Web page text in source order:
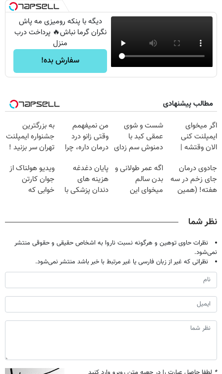
دیگه با پنکه رومیزی مه پاش
نگران گرما نباش🔥 پرداخت درب
منزل
سفارش بده!
مطالب پیشنهادی
اگر میخوای
ایمپلنت کنی
الان وقتشه |
میلیون تومان!!!
شست و شوی
عمقی کبد با
دمنوش سم زدای
من نمیفهمم
وقتی زانو درد
درمان داره، چرا
تحمل میکنی؟❗
به بزرگترین
جشنواره ایمپلنت
تهران سر بزنید !
میلیون !
جادوی درمان
جای زخم در سه
هفته! (همین
اگه عمر طولانی و
بدن سالم
میخوای این
پایان دغدغه
هزینه های
دندان پزشکی با
ویدیو هولناک از
جوان کارتن
خوابی که
نظر شما
نظرات حاوی توهین و هرگونه نسبت ناروا به اشخاص حقیقی و حقوقی منتشر
نمی‌شود.
نظراتی که غیر از زبان فارسی یا غیر مرتبط با خبر باشد منتشر نمی‌شود.